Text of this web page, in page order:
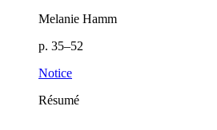
Melanie Hamm
p. 35–52
Notice
Résumé